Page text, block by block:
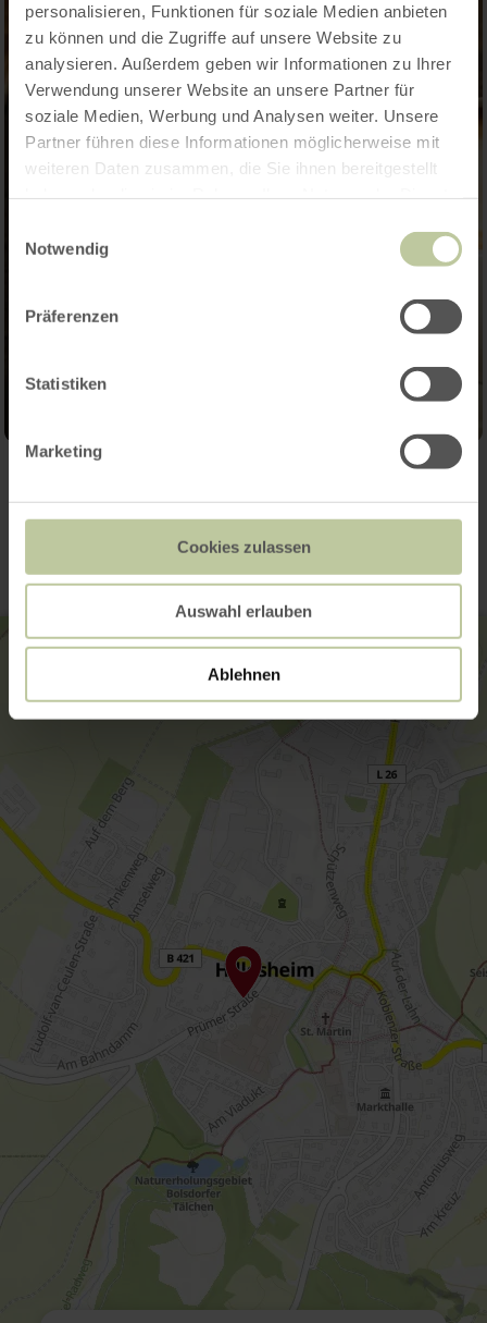
personalisieren, Funktionen für soziale Medien anbieten
zu können und die Zugriffe auf unsere Website zu
analysieren. Außerdem geben wir Informationen zu Ihrer
Verwendung unserer Website an unsere Partner für
soziale Medien, Werbung und Analysen weiter. Unsere
Partner führen diese Informationen möglicherweise mit
weiteren Daten zusammen, die Sie ihnen bereitgestellt
Notwendig
Präferenzen
Statistiken
Marketing
Cookies zulassen
Auswahl erlauben
Ablehnen
Contact